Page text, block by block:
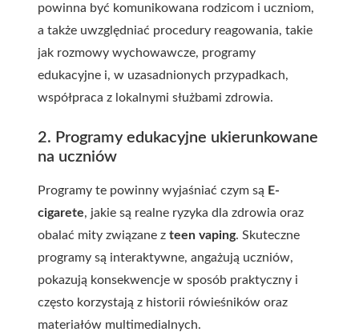
powinna być komunikowana rodzicom i uczniom,
a także uwzględniać procedury reagowania, takie
jak rozmowy wychowawcze, programy
edukacyjne i, w uzasadnionych przypadkach,
współpraca z lokalnymi służbami zdrowia.
2. Programy edukacyjne ukierunkowane
na uczniów
Programy te powinny wyjaśniać czym są E-
cigarete, jakie są realne ryzyka dla zdrowia oraz
obalać mity związane z teen vaping. Skuteczne
programy są interaktywne, angażują uczniów,
pokazują konsekwencje w sposób praktyczny i
często korzystają z historii rówieśników oraz
materiałów multimedialnych.